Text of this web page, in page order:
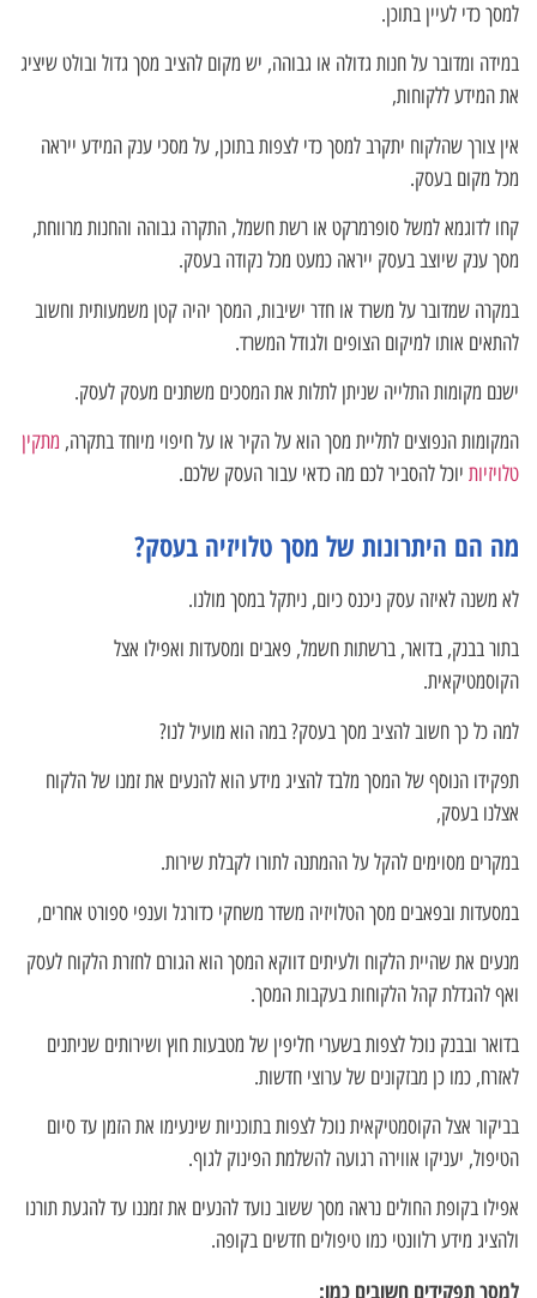
למסך כדי לעיין בתוכן.
במידה ומדובר על חנות גדולה או גבוהה, יש מקום להציב מסך גדול ובולט שיציג
את המידע ללקוחות,
אין צורך שהלקוח יתקרב למסך כדי לצפות בתוכן, על מסכי ענק המידע ייראה
מכל מקום בעסק.
קחו לדוגמא למשל סופרמרקט או רשת חשמל, התקרה גבוהה והחנות מרווחת,
מסך ענק שיוצב בעסק ייראה כמעט מכל נקודה בעסק.
במקרה שמדובר על משרד או חדר ישיבות, המסך יהיה קטן משמעותית וחשוב
להתאים אותו למיקום הצופים ולגודל המשרד.
ישנם מקומות התלייה שניתן לתלות את המסכים משתנים מעסק לעסק.
המקומות הנפוצים לתליית מסך הוא על הקיר או על חיפוי מיוחד בתקרה, מתקין
טלויזיות יוכל להסביר לכם מה כדאי עבור העסק שלכם.
מה הם היתרונות של מסך טלויזיה בעסק?
לא משנה לאיזה עסק ניכנס כיום, ניתקל במסך מולנו.
בתור בבנק, בדואר, ברשתות חשמל, פאבים ומסעדות ואפילו אצל
הקוסמטיקאית.
למה כל כך חשוב להציב מסך בעסק? במה הוא מועיל לנו?
תפקידו הנוסף של המסך מלבד להציג מידע הוא להנעים את זמנו של הלקוח
אצלנו בעסק,
במקרים מסוימים להקל על ההמתנה לתורו לקבלת שירות.
במסעדות ובפאבים מסך הטלויזיה משדר משחקי כדורגל וענפי ספורט אחרים,
מנעים את שהיית הלקוח ולעיתים דווקא המסך הוא הגורם לחזרת הלקוח לעסק
ואף להגדלת קהל הלקוחות בעקבות המסך.
בדואר ובבנק נוכל לצפות בשערי חליפין של מטבעות חוץ ושירותים שניתנים
לאזרח, כמו כן מבזקונים של ערוצי חדשות.
בביקור אצל הקוסמטיקאית נוכל לצפות בתוכניות שינעימו את הזמן עד סיום
הטיפול, יעניקו אווירה רגועה להשלמת הפינוק לגוף.
אפילו בקופת החולים נראה מסך ששוב נועד להנעים את זמננו עד להגעת תורנו
ולהציג מידע רלוונטי כמו טיפולים חדשים בקופה.
למסך תפקידים חשובים כמו: